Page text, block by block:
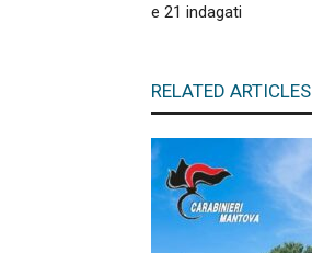
e 21 indagati
RELATED ARTICLES